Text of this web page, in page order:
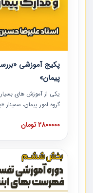
پکیج آموزشی
پیمان»
یکی از آموزش‏‏‏‏‏‏ های
گروه امور پیمان،
است که در دانشگاه
نکات کلیدی مربوط به
پیمان به همراه
2800000 تومان